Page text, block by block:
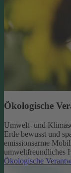
Ökologische
Umwelt- und
Erde bewusst und
emissionsarme
umweltfreundliches
Ökologische